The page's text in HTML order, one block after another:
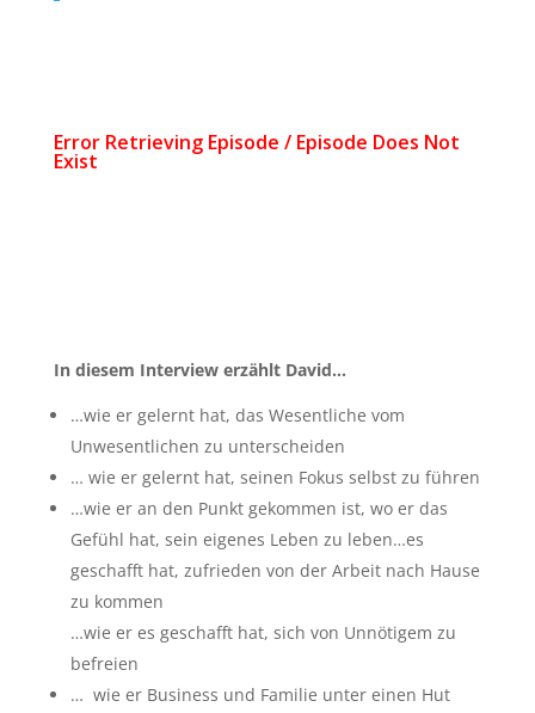
In diesem Interview erzählt David…
…wie er gelernt hat, das Wesentliche vom
Unwesentlichen zu unterscheiden
… wie er gelernt hat, seinen Fokus selbst zu führen
…wie er an den Punkt gekommen ist, wo er das
Gefühl hat, sein eigenes Leben zu leben…es
geschafft hat, zufrieden von der Arbeit nach Hause
zu kommen
…wie er es geschafft hat, sich von Unnötigem zu
befreien
… wie er Business und Familie unter einen Hut